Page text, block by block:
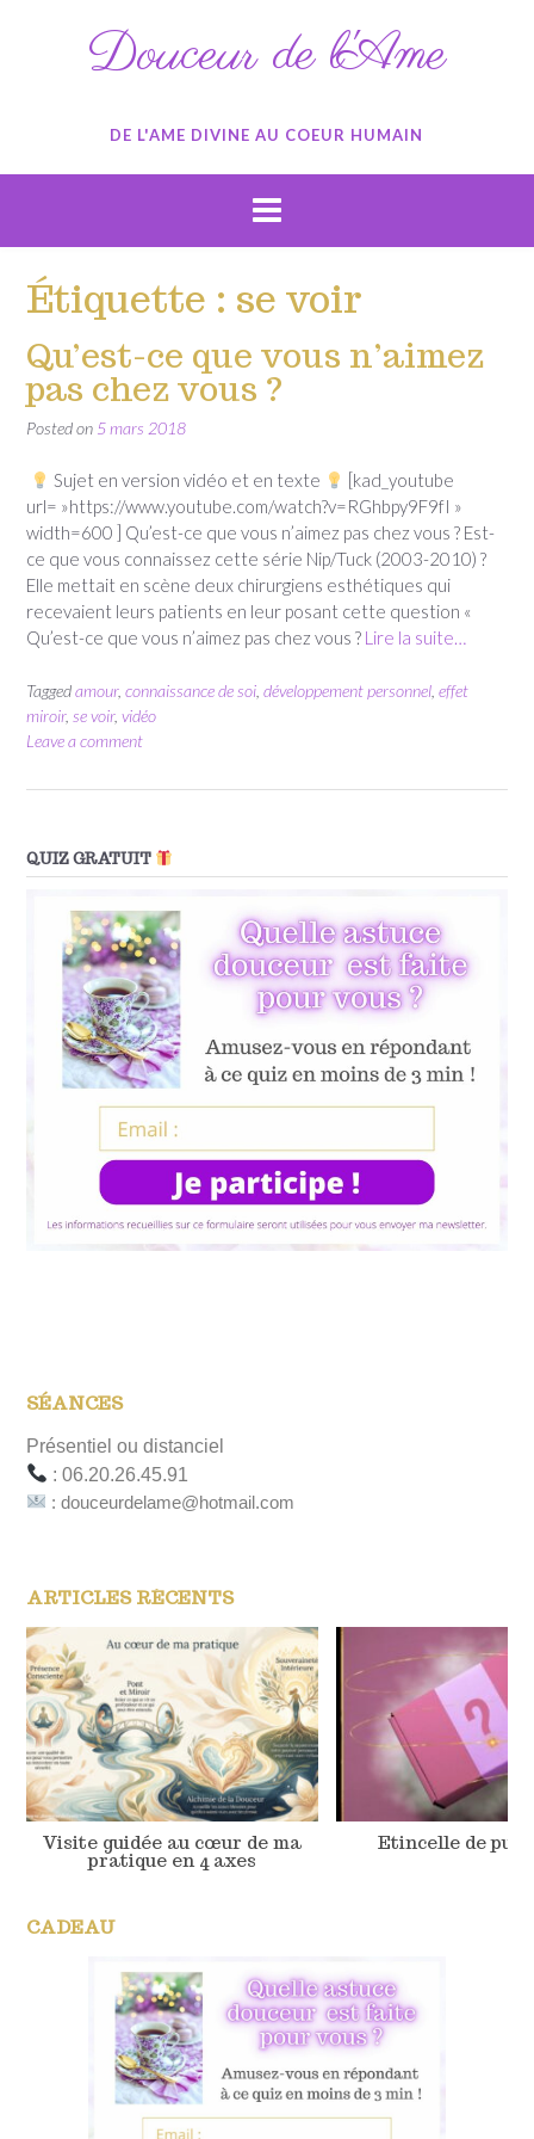
Douceur de l'Ame
DE L'AME DIVINE AU COEUR HUMAIN
Étiquette : se voir
Qu’est-ce que vous n’aimez
pas chez vous ?
Posted on 5 mars 2018
Sujet en version vidéo et en texte
[kad_youtube
url= »https://www.youtube.com/watch?v=RGhbpy9F9fI »
width=600 ] Qu’est-ce que vous n’aimez pas chez vous ? Est-
ce que vous connaissez cette série Nip/Tuck (2003-2010) ?
Elle mettait en scène deux chirurgiens esthétiques qui
recevaient leurs patients en leur posant cette question «
Qu’est-ce que vous n’aimez pas chez vous ? Lire la suite…
Taggedamour, connaissance de soi développement personnel effet
miroir, se voir, vidéo
Leave a comment
QUIZ GRATUIT
SÉANCES
Présentiel ou distanciel
: 06.20.26.45.91
: douceurdelame@hotmail.com
ARTICLES RÉCENTS
Visite guidée au cœur de ma
pratique en 4 axes
Etincelle de pur
CADEAU